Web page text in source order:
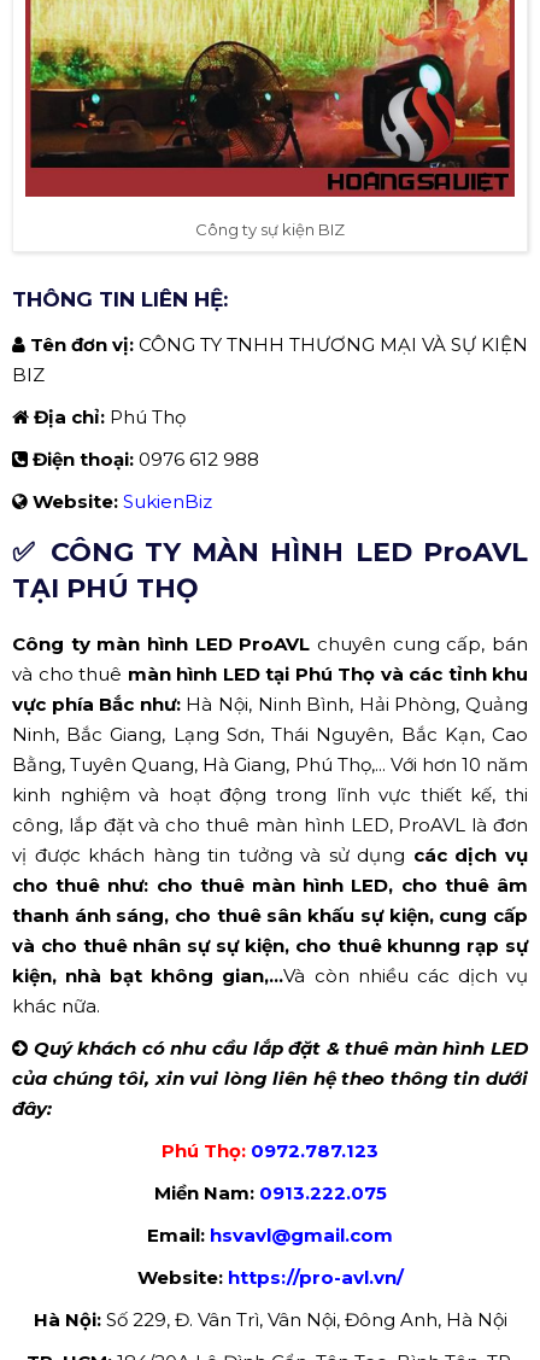
Công ty sự kiện BIZ
THÔNG TIN LIÊN HỆ:
Tên đơn vị: CÔNG TY TNHH THƯƠNG MẠI VÀ SỰ KIỆN
BIZ
Địa chỉ: Phú Thọ
Điện thoại: 0976 612 988
Website: SukienBiz
✅ CÔNG TY MÀN HÌNH LED ProAVL
TẠI PHÚ THỌ
Công ty màn hình LED ProAVL chuyên cung cấp, bán
và cho thuê màn hình LED tại Phú Thọ và các tỉnh khu
vực phía Bắc như:Hà Nội, Ninh Bình, Hải Phòng, Quảng
Ninh, Bắc Giang, Lạng Sơn, Thái Nguyên, Bắc Kạn, Cao
Bằng, Tuyên Quang, Hà Giang, Phú Thọ,... Với hơn 10 năm
kinh nghiệm và hoạt động trong lĩnh vực thiết kế, thi
công, lắp đặt và cho thuê màn hình LED, ProAVL là đơn
vị được khách hàng tin tưởng và sử dụng các dịch vụ
cho thuê như: cho thuê màn hình LED, cho thuê âm
thanh ánh sáng, cho thuê sân khấu sự kiện, cung cấp
và cho thuê nhân sự sự kiện, cho thuê khunng rạp sự
kiện, nhà bạt không gian,...Và còn nhiều các dịch vụ
khác nữa.
Quý khách có nhu cầu lắp đặt & thuê màn hình LED
của chúng tôi, xin vui lòng liên hệ theo thông tin dưới
đây:
Phú Thọ: 0972.787.123
Miền Nam: 0913.222.075
Email: hsvavl@gmail.com
Website: https://pro-avl.vn/
Hà Nội: Số 229, Đ. Vân Trì, Vân Nội, Đông Anh, Hà Nội